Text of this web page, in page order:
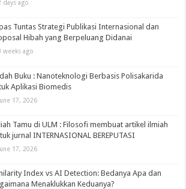
days ago
Tuntas Strategi Publikasi Internasional dan
Hibah yang Berpeluang Didanai
weeks ago
Buku : Nanoteknologi Berbasis Polisakarida
Aplikasi Biomedis
17, 2026
Tamu di ULM : Filosofi membuat artikel ilmiah
jurnal INTERNASIONAL BEREPUTASI
17, 2026
Index vs AI Detection: Bedanya Apa dan
Menaklukkan Keduanya?